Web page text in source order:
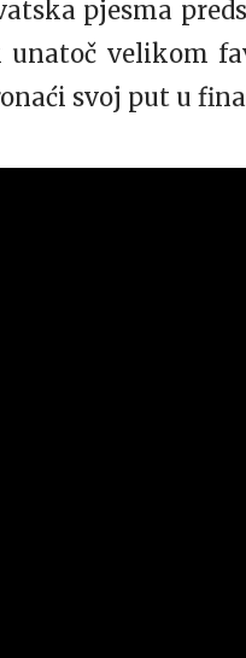
pjesma
velikom
svoj put u